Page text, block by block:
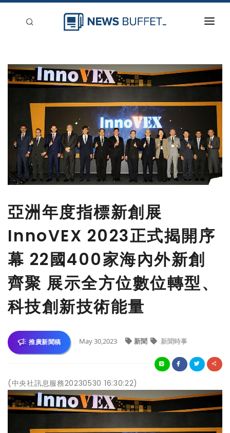
新聞稿分類
登入
亞洲年度指標新創展
InnoVEX 2023正式揭開序
幕 22國400家海內外新創
齊聚 展示全方位數位轉型、
科技創新技術能量
推廣新聞稿 May 30,2023 新聞 新聞時事
(中央社訊息服務20230530 16:30:22)